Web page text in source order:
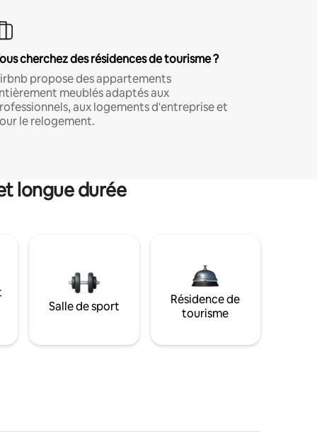
cherchez des résidences de tourisme ?
propose des appartements
meublés adaptés aux
aux logements d'entreprise et
le relogement.
longue durée
Salle de sport
Résidence de
tourisme